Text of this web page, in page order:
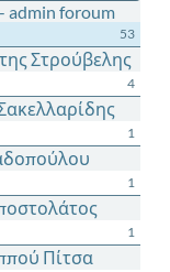
admin foroum
53
Στρούβελης
4
1
1
1
Πίτσα